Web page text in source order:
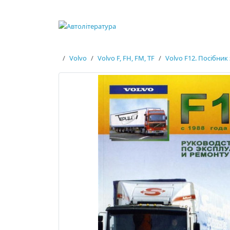
Volvo Volvo F, FH, FM, TF Volvo F12. Посібник